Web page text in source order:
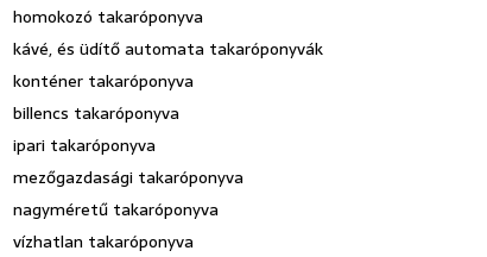
homokozó takaróponyva
kávé, és üdítő automata takaróponyvák
konténer takaróponyva
billencs takaróponyva
ipari takaróponyva
mezőgazdasági takaróponyva
nagyméretű takaróponyva
vízhatlan takaróponyva